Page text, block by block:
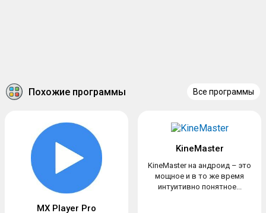
Похожие программы Все программы
MX Player Pro
KineMaster
KineMaster на андроид – это
мощное и в то же время
интуитивно понятное...